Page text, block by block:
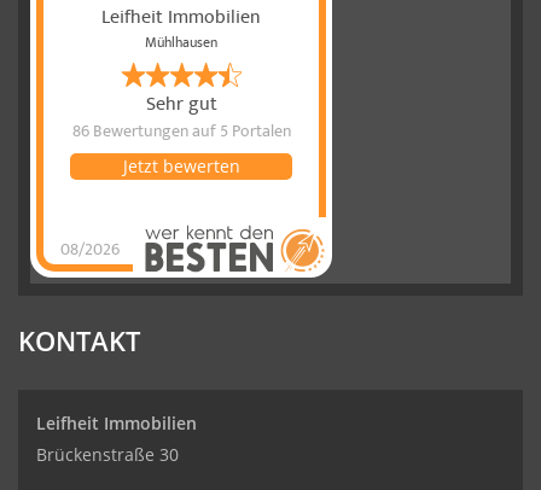
Leifheit Immobilien
Mühlhausen
Sehr gut
86 Bewertungenauf 5 Portalen
08/2026
Jetzt bewerten
Leifheit
Immobilienhat
KONTAKT
Leifheit Immobilien
Brückenstraße 30